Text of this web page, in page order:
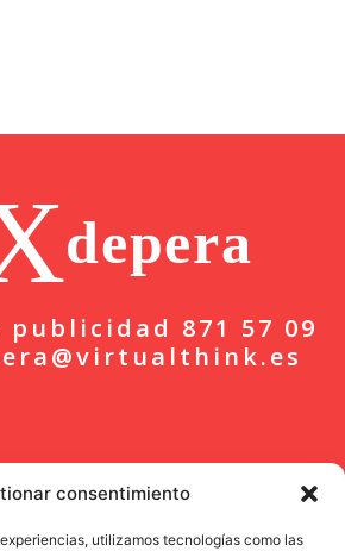
consentimiento
utilizamos tecnologías como las
depera
871 57 09